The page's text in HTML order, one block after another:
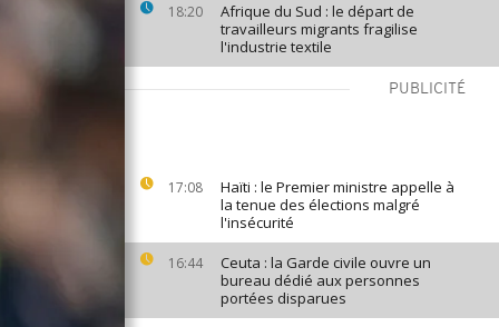
18:20
Afrique du Sud : le départ de
travailleurs migrants fragilise
l'industrie textile
PUBLICITÉ
17:08
Haïti : le Premier ministre appelle à
la tenue des élections malgré
l'insécurité
16:44
Ceuta : la Garde civile ouvre un
bureau dédié aux personnes
portées disparues